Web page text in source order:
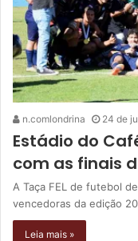
n.comlondrina 24 de
Estádio do
com as finais
A Taça FEL de futebol
vencedoras da edição
Leia mais »